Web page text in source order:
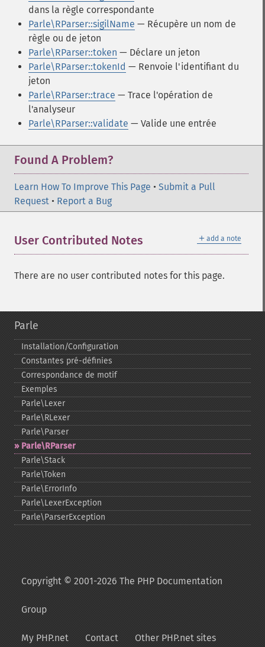
dans la règle correspondante
Parle\RParser::sigilName — Récupère un nom de
règle ou de jeton
Parle\RParser::token — Déclare un jeton
Parle\RParser::tokenId — Renvoie l'identifiant du
jeton
Parle\RParser::trace — Trace l'opération de
l'analyseur
Parle\RParser::validate — Valide une entrée
Found A Problem?
Learn How To Improve This Page • Submit a Pull
Request • Report a Bug
＋ add a note
User Contributed Notes
There are no user contributed notes for this page.
Parle
Installation/Configuration
Constantes pré-​définies
Correspondance de motif
Exemples
Parle\Lexer
Parle\RLexer
Parle\Parser
Parle\RParser
Parle\Stack
Parle\Token
Parle\ErrorInfo
Parle\LexerException
Parle\ParserException
Copyright © 2001-2026 The PHP Documentation
Group
My PHP.net Contact Other PHP.net sites